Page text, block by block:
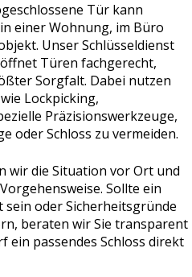
Tür kann
einer Wohnung, im Büro
Unser Schlüsseldienst
Türen fachgerecht,
Sorgfalt. Dabei nutzen
Lockpicking,
Präzisionswerkzeuge,
oder Schloss zu vermeiden.
wir die Situation vor Ort und
Sollte ein
sein oder Sicherheitsgründe
beraten wir Sie transparent
ein passendes Schloss direkt